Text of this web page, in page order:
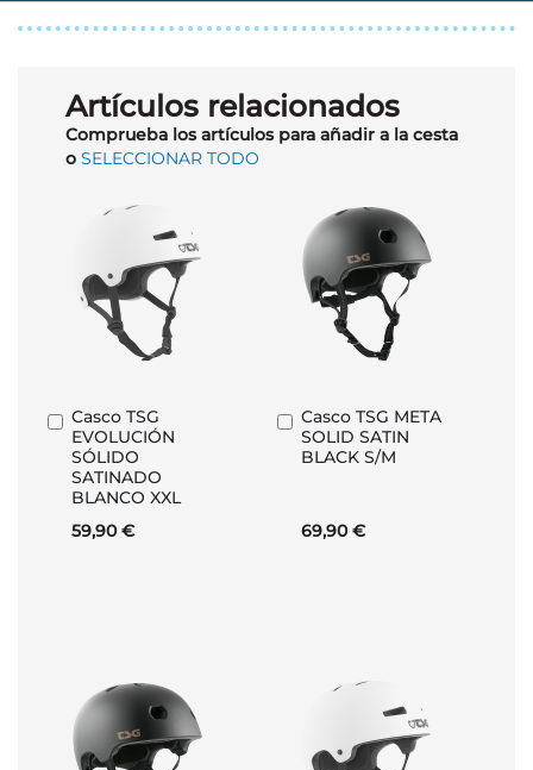
Artículos relacionados
Comprueba los artículos para añadir a la cesta
o SELECCIONAR TODO
Casco TSG
EVOLUCIÓN
SÓLIDO
SATINADO
BLANCO XXL
59,90 €
Añadir
al
carrito
Casco TSG META
SOLID SATIN
BLACK S/M
69,90 €
Añadir
al
carrito